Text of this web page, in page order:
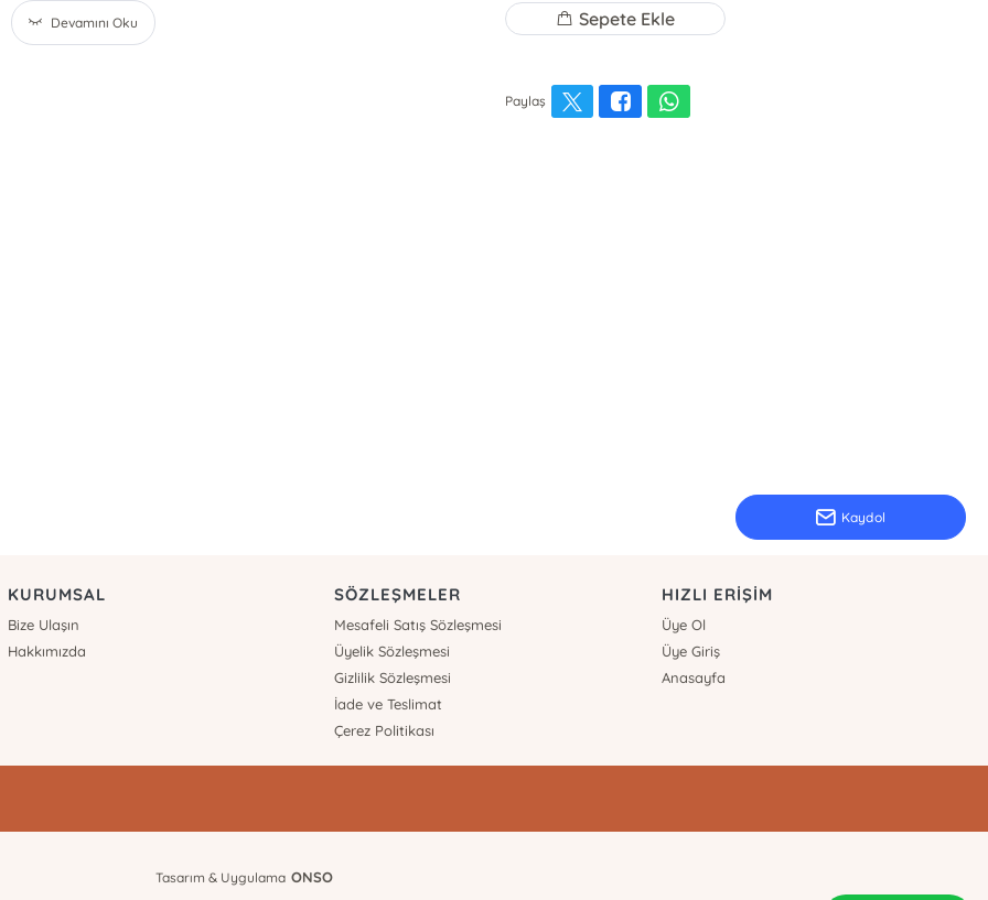
Devamını Oku Sepete Ekle
Paylaş
Kaydol
KURUMSAL
Bize Ulaşın
Hakkımızda
SÖZLEŞMELER
Mesafeli Satış Sözleşmesi
Üyelik Sözleşmesi
Gizlilik Sözleşmesi
İade ve Teslimat
Çerez Politikası
HIZLI ERİŞİM
Üye Ol
Üye Giriş
Anasayfa
Tasarım & Uygulama ONSO